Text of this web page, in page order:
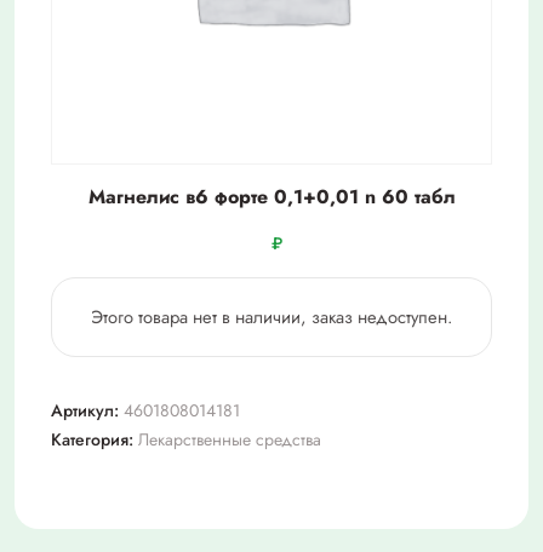
Магнелис в6 форте 0,1+0,01 n 60 табл
₽
Этого товара нет в наличии, заказ недоступен.
Артикул: 4601808014181
Категория: Лекарственные средства